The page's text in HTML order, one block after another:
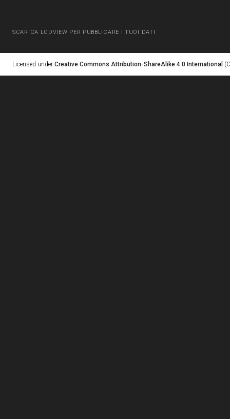
SCARICA LODVIEW PER PUBBLICARE I TUOI DATI
Licensed under Creative Commons Attribution-ShareAlike 4.0 International